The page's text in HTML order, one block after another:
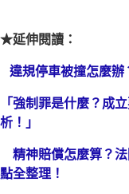
★延伸閱讀：
違規停車被撞怎麼
「強制罪是什麼？成
析！」
精神賠償怎麼算？
點全整理！